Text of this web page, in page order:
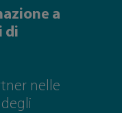
a
di
nelle